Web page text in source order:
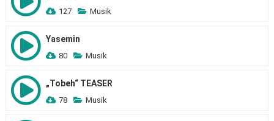
127 Musik
Yasemin
80 Musik
„Tobeh“ TEASER
78 Musik